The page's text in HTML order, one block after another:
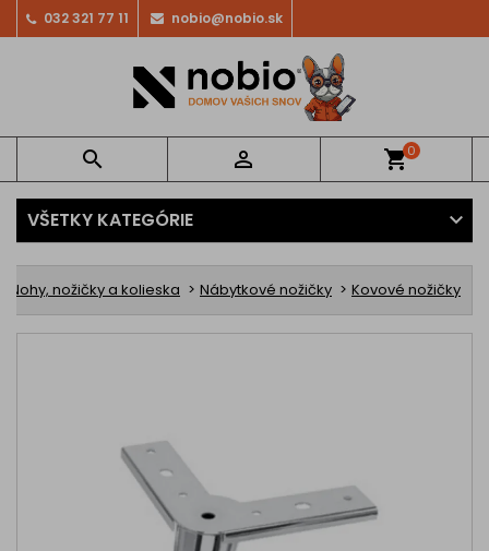
032 321 77 11 nobio@nobio.sk
  shopping_cart0
VŠETKY KATEGÓRIE
Nohy, nožičky a kolieska Nábytkové nožičky Kovové nožičky